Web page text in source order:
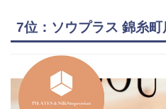
7位：ソウプラス 錦糸町